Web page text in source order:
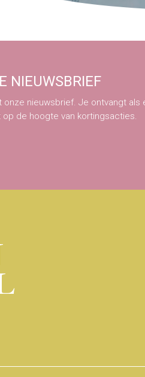
NIEUWSBRIEF
nieuwsbrief. Je ontvangt als
de hoogte van kortingsacties.